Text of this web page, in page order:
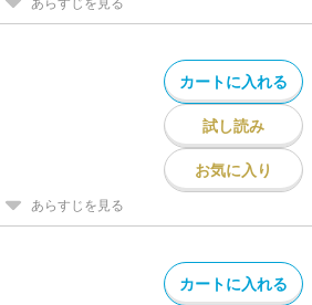
あらすじを見る
カートに入れる
試し読み
お気に入り
あらすじを見る
カートに入れる